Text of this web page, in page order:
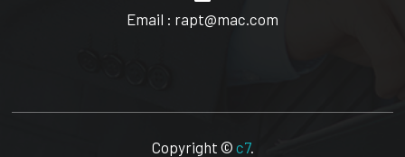
Email : rapt@mac.com
Copyright © c7.